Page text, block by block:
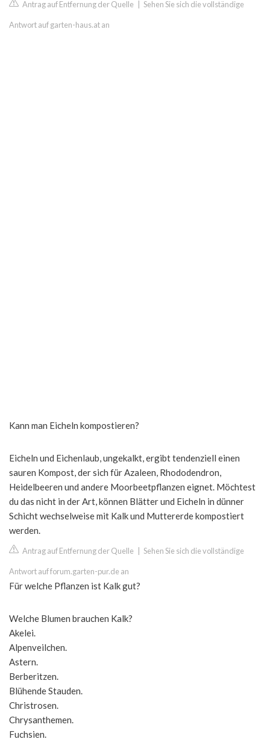
Antrag auf Entfernung der Quelle Sehen Sie sich die vollständige
Antwort auf garten-haus.at an
Kann man Eicheln kompostieren?
Eicheln und Eichenlaub, ungekalkt, ergibt tendenziell einen
sauren Kompost, der sich für Azaleen, Rhododendron,
Heidelbeeren und andere Moorbeetpflanzen eignet. Möchtest
du das nicht in der Art, können Blätter und Eicheln in dünner
Schicht wechselweise mit Kalk und Muttererde kompostiert
werden.
Antrag auf Entfernung der Quelle Sehen Sie sich die vollständige
Antwort auf forum.garten-pur.de an
Für welche Pflanzen ist Kalk gut?
Welche Blumen brauchen Kalk?
Akelei.
Alpenveilchen.
Astern.
Berberitzen.
Blühende Stauden.
Christrosen.
Chrysanthemen.
Fuchsien.